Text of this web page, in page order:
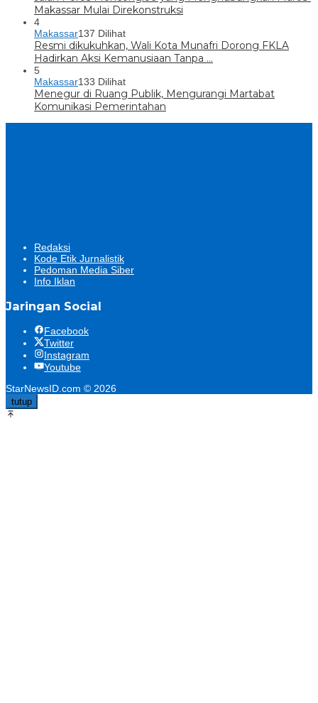
Makassar Mulai Direkonstruksi
4
Makassar137 Dilihat
Resmi dikukuhkan, Wali Kota Munafri Dorong FKLA
Hadirkan Aksi Kemanusiaan Tanpa …
5
Makassar133 Dilihat
Menegur di Ruang Publik, Mengurangi Martabat
Komunikasi Pemerintahan
Redaksi
Kode Etik Jurnalistik
Pedoman Media Siber
Info Iklan
Jaringan Social
Facebook
Twitter
Instagram
Youtube
StarNewsID.com © 2026
tutup